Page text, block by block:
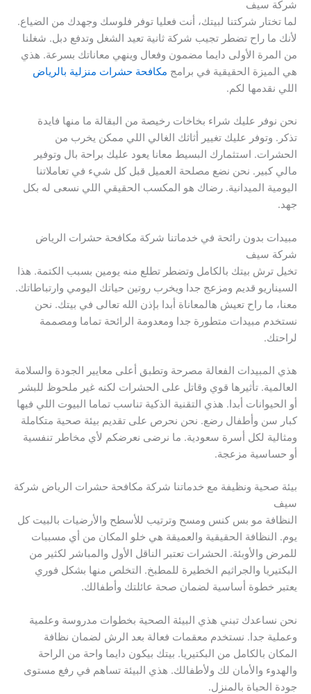
شركة سيف
لما تختار شركتنا لبيتك، أنت فعليا توفر فلوسك وجهدك من الضياع.
لأنك ما راح تضطر تجيب شركة ثانية تعيد الشغل وتدفع دبل. شغلنا
من المرة الأولى دايما مضمون وفعال وينهي معاناتك بسرعة. هذي
هي الميزة الحقيقية في برامج مكافحة حشرات منزلية بالرياض
اللي نقدمها لكم.
نحن نوفر عليك شراء بخاخات رخيصة من البقالة ما منها فايدة
تذكر. وتوفر عليك تغيير أثاثك الغالي اللي ممكن يخرب من
الحشرات. استثمارك البسيط معانا يعود عليك براحة بال وتوفير
مالي كبير. نحن نضع مصلحة العميل قبل كل شيء في تعاملاتنا
اليومية الميدانية. رضاك هو المكسب الحقيقي اللي نسعى له بكل
جهد.
مبيدات بدون رائحة في خدماتنا شركة مكافحة حشرات الرياض
شركة سيف
تخيل ترش بيتك بالكامل وتضطر تطلع منه يومين بسبب الكتمة. هذا
السيناريو قديم ومزعج جدا ويخرب روتين حياتك اليومي وارتباطاتك.
معنا، ما راح تعيش هالمعاناة أبدا بإذن الله تعالى في بيتك. نحن
نستخدم مبيدات متطورة جدا ومعدومة الرائحة تماما ومصممة
لراحتك.
هذي المبيدات الفعالة مصرحة وتطبق أعلى معايير الجودة والسلامة
العالمية. تأثيرها قوي وقاتل على الحشرات لكنه غير ملحوظ للبشر
أو الحيوانات أبدا. هذي التقنية الذكية تناسب تماما البيوت اللي فيها
كبار سن وأطفال رضع. نحن نحرص على تقديم بيئة صحية متكاملة
ومثالية لكل أسرة سعودية. ما نرضى نعرضكم لأي مخاطر تنفسية
أو حساسية مزعجة.
بيئة صحية ونظيفة مع خدماتنا شركة مكافحة حشرات الرياض شركة
سيف
النظافة مو بس كنس ومسح وترتيب للأسطح والأرضيات بالبيت كل
يوم. النظافة الحقيقية والعميقة هي خلو المكان من أي مسببات
للمرض والأوبئة. الحشرات تعتبر الناقل الأول والمباشر لكثير من
البكتيريا والجراثيم الخطيرة للمطبخ. التخلص منها بشكل فوري
يعتبر خطوة أساسية لضمان صحة عائلتك وأطفالك.
نحن نساعدك تبني هذي البيئة الصحية بخطوات مدروسة وعلمية
وعملية جدا. نستخدم معقمات فعالة بعد الرش لضمان نظافة
المكان بالكامل من البكتيريا. بيتك بيكون دايما واحة من الراحة
والهدوء والأمان لك ولأطفالك. هذي البيئة تساهم في رفع مستوى
جودة الحياة بالمنزل.